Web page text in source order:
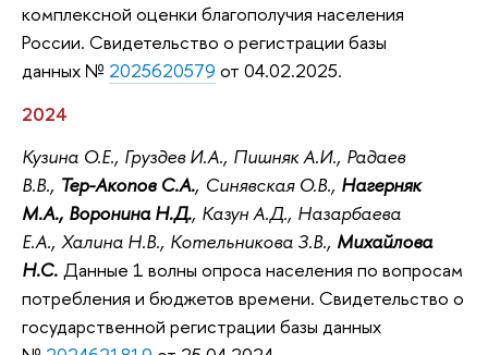
комплексной оценки благополучия населения
России. Свидетельство о регистрации базы
данных № 2025620579 от 04.02.2025.
2024
Кузина О.Е., Груздев И.А., Пишняк А.И., Радаев
В.В., Тер-Акопов С.А., Синявская О.В., Нагерняк
М.А., Воронина Н.Д., Казун А.Д., Назарбаева
Е.А., Халина Н.В., Котельникова З.В., Михайлова
Н.С. Данные 1 волны опроса населения по вопросам
потребления и бюджетов времени. Свидетельство о
государственной регистрации базы данных